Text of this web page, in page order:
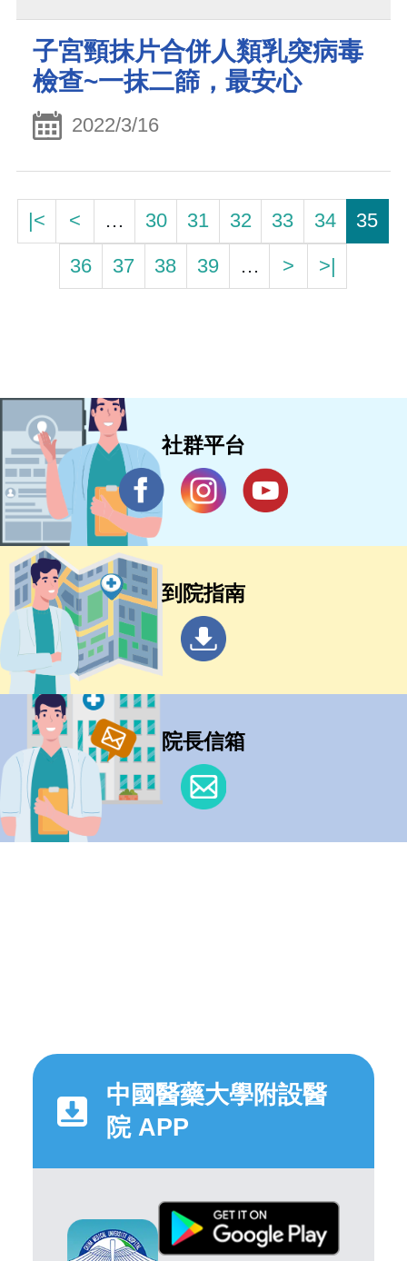
子宮頸抹片合併人類乳突病毒
檢查~一抹二篩，最安心
2022/3/16
|< < … 30 31 32 33 34
35
36
37 38 39 … > >|
社群平台
到院指南
院長信箱
中國醫藥大學附設醫
院 APP